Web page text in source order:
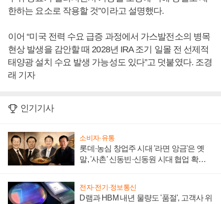
한하는 요소로 작용할 것”이라고 설명했다.
이어 “미국 전력 수요 급증 과정에서 가스발전소의 병목
현상 발생을 감안할 때 2028년 IRA 조기 일몰 전 선제적
태양광 설치 수요 발생 가능성도 있다”고 덧붙였다. 조경
래 기자
인기기사
소비자·유통
롯데·농심 창업주 시대 '라면 앙금'은 옛
말, '사촌' 신동빈·신동원 시대 협업 확대
전자·전기·정보통신
D램과 HBM 내년 물량도 '품절', 고객사 위